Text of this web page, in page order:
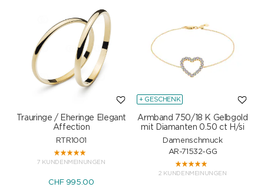
Trauringe / Eheringe Elegant
Affection
RTR1001
7 KUNDENMEINUNGEN
CHF 995.00
+ GESCHENK
Armband 750/18 K Gelbgold
mit Diamanten 0.50 ct H/si
Damenschmuck
AR-71532-GG
2 KUNDENMEINUNGEN